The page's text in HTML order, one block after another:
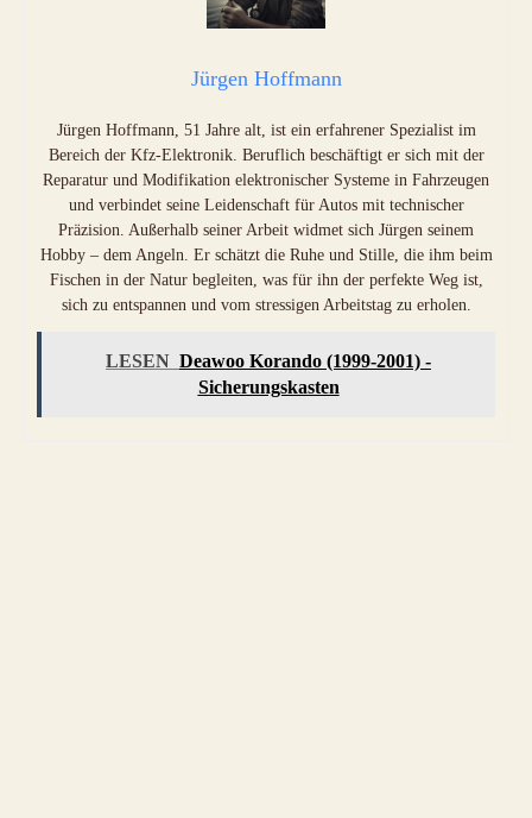
Jürgen Hoffmann
Jürgen Hoffmann, 51 Jahre alt, ist ein erfahrener Spezialist im
Bereich der Kfz-Elektronik. Beruflich beschäftigt er sich mit der
Reparatur und Modifikation elektronischer Systeme in Fahrzeugen
und verbindet seine Leidenschaft für Autos mit technischer
Präzision. Außerhalb seiner Arbeit widmet sich Jürgen seinem
Hobby – dem Angeln. Er schätzt die Ruhe und Stille, die ihm beim
Fischen in der Natur begleiten, was für ihn der perfekte Weg ist,
sich zu entspannen und vom stressigen Arbeitstag zu erholen.
LESEN Deawoo Korando (1999-2001) -
Sicherungskasten